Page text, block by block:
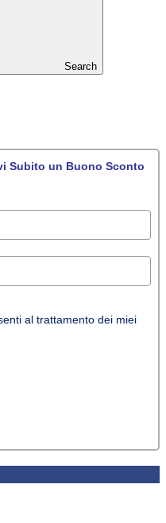
Search
Subito un Buono Sconto
al trattamento dei miei